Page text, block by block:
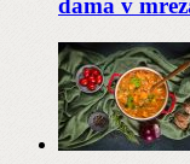
dama v